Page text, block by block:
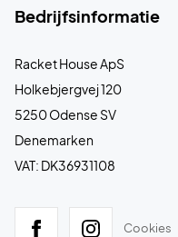
Bedrijfsinformatie
Racket House ApS
Holkebjergvej 120
5250 Odense SV
Denemarken
VAT: DK36931108
Cookies